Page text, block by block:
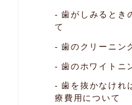
歯がしみるとき
て
歯のクリーニン
歯のホワイトニ
歯を抜かなけれ
療費用について